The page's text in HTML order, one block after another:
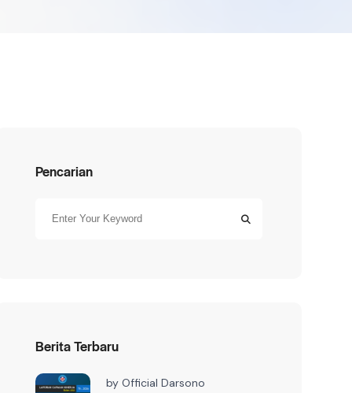
Pencarian
Berita Terbaru
by Official Darsono